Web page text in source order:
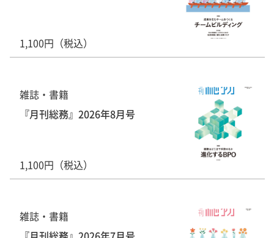
1,100円（税込）
雑誌・書籍
『月刊総務』2026年8月号
1,100円（税込）
雑誌・書籍